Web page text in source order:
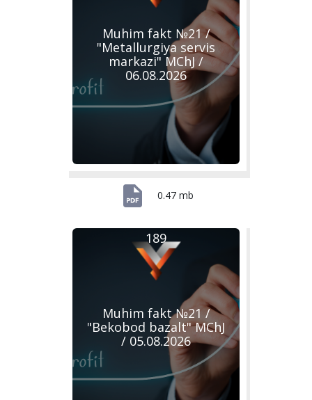
Muhim fakt №21 /
"Metallurgiya servis
markazi" MChJ /
06.08.2026
0.47 mb
Muhim fakt №21 /
"Bekobod bazalt" MChJ
/ 05.08.2026
189